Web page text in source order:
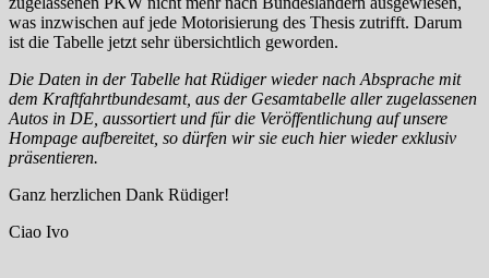
was inzwischen auf jede Motorisierung des Thesis zutrifft. Darum
ist die Tabelle jetzt sehr übersichtlich geworden.
Die Daten in der Tabelle hat Rüdiger wieder nach Absprache mit
dem Kraftfahrtbundesamt, aus der Gesamtabelle aller zugelassenen
Autos in DE, aussortiert und für die Veröffentlichung auf unsere
Hompage aufbereitet, so dürfen wir sie euch hier wieder exklusiv
präsentieren.
Ganz herzlichen Dank Rüdiger!
Ciao Ivo